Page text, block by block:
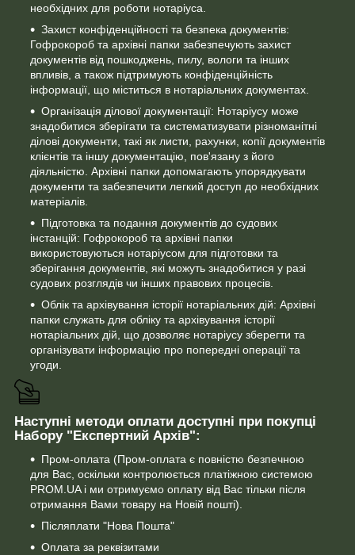
необхідних для роботи нотаріуса.
Захист конфіденційності та безпека документів:
Гофрокороб та архівні папки забезпечують захист
документів від пошкоджень, пилу, вологи та інших
впливів, а також підтримують конфіденційність
інформації, що міститься в нотаріальних документах.
Організація ділової документації: Нотаріусу може
знадобитися зберігати та систематизувати різноманітні
ділові документи, такі як листи, рахунки, копії документів
клієнтів та іншу документацію, пов'язану з його
діяльністю. Архівні папки допомагають упорядкувати
документи та забезпечити легкий доступ до необхідних
матеріалів.
Підготовка та подання документів до судових
інстанцій: Гофрокороб та архівні папки
використовуються нотаріусом для підготовки та
зберігання документів, які можуть знадобитися у разі
судових розглядів чи інших правових процесів.
Облік та архівування історії нотаріальних дій: Архівні
папки служать для обліку та архівування історії
нотаріальних дій, що дозволяє нотаріусу зберегти та
організувати інформацію про попередні операції та
угоди.
Наступні методи оплати доступні при покупці
Набору "Експертний Архів":
Пром-оплата (Пром-оплата є повністю безпечною
для Вас, оскільки контролюється платіжною системою
PROM.UA і ми отримуємо оплату від Вас тільки після
отримання Вами товару на Новій пошті).
Післяплати "Нова Пошта"
Оплата за реквізитами